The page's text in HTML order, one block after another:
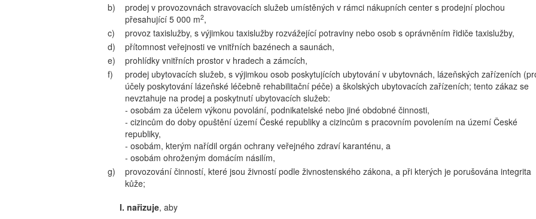
b)
prodej v provozovnách stravovacích služeb umístěných v rámci nákupních center s prodejní plochou
přesahující 5 000 m2,
c)
provoz taxislužby, s výjimkou taxislužby rozvážející potraviny nebo osob s oprávněním řidiče taxislužby,
d)
přítomnost veřejnosti ve vnitřních bazénech a saunách,
e)
prohlídky vnitřních prostor v hradech a zámcích,
f)
prodej ubytovacích služeb, s výjimkou osob poskytujících ubytování v ubytovnách, lázeňských zařízeních
účely poskytování lázeňské léčebně rehabilitační péče) a školských ubytovacích zařízeních; tento zákaz se
nevztahuje na prodej a poskytnutí ubytovacích služeb:
- osobám za účelem výkonu povolání, podnikatelské nebo jiné obdobné činnosti,
- cizincům do doby opuštění území České republiky a cizincům s pracovním povolením na území České
republiky,
- osobám, kterým nařídil orgán ochrany veřejného zdraví karanténu, a
- osobám ohroženým domácím násilím,
g)
provozování činností, které jsou živností podle živnostenského zákona, a při kterých je porušována integrita
kůže;
I. nařizuje, aby